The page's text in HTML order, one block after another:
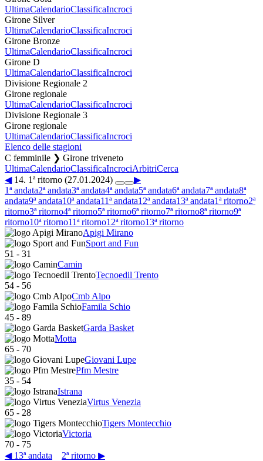
UltimaCalendarioClassificaIncroci
Girone Silver
UltimaCalendarioClassificaIncroci
Girone Bronze
UltimaCalendarioClassificaIncroci
Girone D
UltimaCalendarioClassificaIncroci
Divisione Regionale 2
Girone regionale
UltimaCalendarioClassificaIncroci
Divisione Regionale 3
Girone regionale
UltimaCalendarioClassificaIncroci
Elenco delle stagioni
C femminile ❯ Girone triveneto
UltimaCalendarioClassificaIncrociArbitriCerca
◀14. 1ª ritorno (27.01.2024)
▶
1ª andata2ª andata3ª andata4ª andata5ª andata6ª andata7ª andata8ª
andata9ª andata10ª andata11ª andata12ª andata13ª andata1ª ritorno2ª
ritorno3ª ritorno4ª ritorno5ª ritorno6ª ritorno7ª ritorno8ª ritorno9ª
ritorno10ª ritorno11ª ritorno12ª ritorno13ª ritorno
Apigi Mirano
Sport and Fun
51 - 31
Camin
Tecnoedil Trento
54 - 56
Cmb Alpo
Famila Schio
45 - 89
Garda Basket
Motta
65 - 70
Giovani Lupe
Pfm Mestre
35 - 54
Istrana
Virtus Venezia
65 - 28
Tigers Montecchio
Victoria
70 - 75
◀ 13ª andata
2ª ritorno ▶